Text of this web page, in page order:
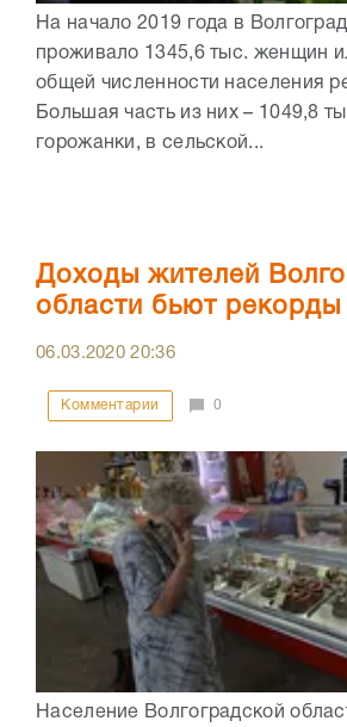
На начало 2019 года в
проживало 1345,6 тыс. женщин
общей численности населения
Большая часть из них – 1049,8
горожанки, в сельской...
Доходы жителей
области бьют рекорды
06.03.202020:36
Комментарии 0
Население Волгоградской